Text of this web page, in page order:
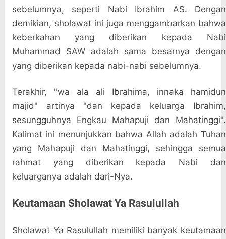
sebelumnya, seperti Nabi Ibrahim AS. Dengan
demikian, sholawat ini juga menggambarkan bahwa
keberkahan yang diberikan kepada Nabi
Muhammad SAW adalah sama besarnya dengan
yang diberikan kepada nabi-nabi sebelumnya.
Terakhir, "wa ala ali Ibrahima, innaka hamidun
majid" artinya "dan kepada keluarga Ibrahim,
sesungguhnya Engkau Mahapuji dan Mahatinggi".
Kalimat ini menunjukkan bahwa Allah adalah Tuhan
yang Mahapuji dan Mahatinggi, sehingga semua
rahmat yang diberikan kepada Nabi dan
keluarganya adalah dari-Nya.
Keutamaan Sholawat Ya Rasulullah
Sholawat Ya Rasulullah memiliki banyak keutamaan